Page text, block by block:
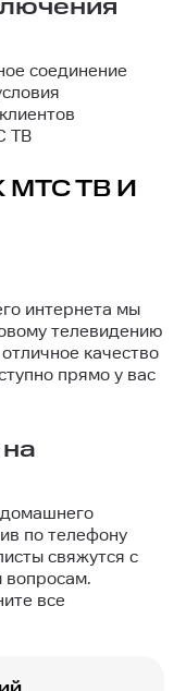
соединение
ТВ
ТВ И
интернета мы
телевидению
качество
прямо у вас
по телефону
свяжутся с
вопросам.
все